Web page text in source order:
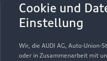
Cookie und
Einstellung
Wir, die AUDI AG, Auto-
oder in Zusammenarbeit mit